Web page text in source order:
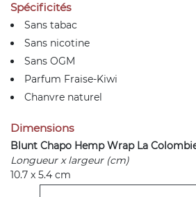
Spécificités
Sans tabac
Sans nicotine
Sans OGM
Parfum Fraise-Kiwi
Chanvre naturel
Dimensions
Blunt Chapo Hemp Wrap La
Longueur x largeur (cm)
10.7 x 5.4 cm